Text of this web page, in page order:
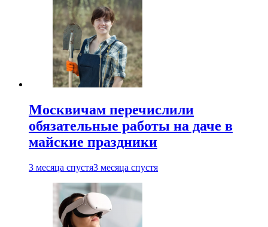
Москвичам перечислили
обязательные работы на даче в
майские праздники
3 месяца спустя3 месяца спустя